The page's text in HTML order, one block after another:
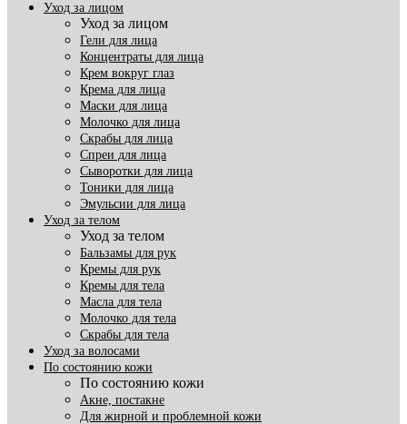
Уход за лицом
Уход за лицом
Гели для лица
Концентраты для лица
Крем вокруг глаз
Крема для лица
Маски для лица
Молочко для лица
Скрабы для лица
Спреи для лица
Сыворотки для лица
Тоники для лица
Эмульсии для лица
Уход за телом
Уход за телом
Бальзамы для рук
Кремы для рук
Кремы для тела
Масла для тела
Молочко для тела
Скрабы для тела
Уход за волосами
По состоянию кожи
По состоянию кожи
Акне, постакне
Для жирной и проблемной кожи